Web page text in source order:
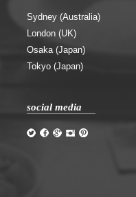
Sydney (Australia)
London (UK)
Osaka (Japan)
Tokyo (Japan)
social media